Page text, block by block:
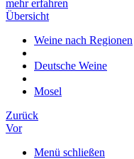
mehr erfahren
Übersicht
Weine nach Regionen
Deutsche Weine
Mosel
Zurück
Vor
Menü schließen